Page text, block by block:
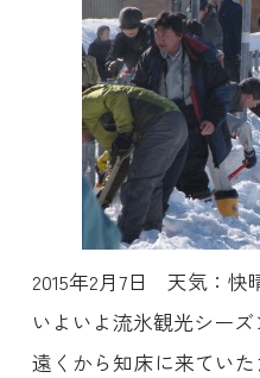
2015年2月7日 天気：快
いよいよ流氷観光シーズ
遠くから知床に来てい